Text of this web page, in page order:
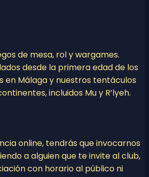
de mesa, rol y wargames.
desde la primera edad de los
en Málaga y nuestros tentáculos
incluidos Mu y R’lyeh.
online, tendrás que invocarnos
a alguien que te invite al club,
con horario al público ni